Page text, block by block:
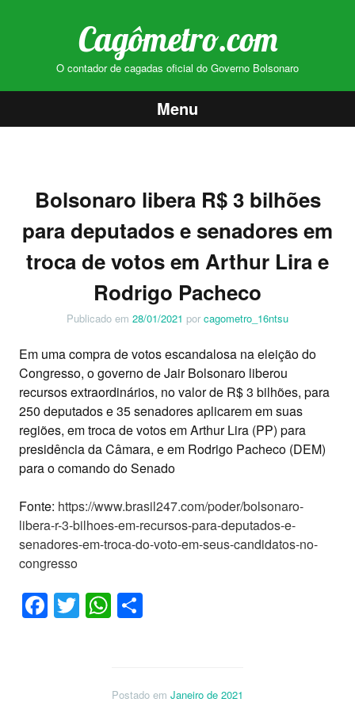
Cagômetro.com
O contador de cagadas oficial do Governo Bolsonaro
Menu
conteúdo
Bolsonaro libera R$ 3 bilhões
para deputados e senadores em
troca de votos em Arthur Lira e
Rodrigo Pacheco
Publicado em 28/01/2021 por cagometro_16ntsu
Em uma compra de votos escandalosa na eleição do
Congresso, o governo de Jair Bolsonaro liberou
recursos extraordinários, no valor de R$ 3 bilhões, para
250 deputados e 35 senadores aplicarem em suas
regiões, em troca de votos em Arthur Lira (PP) para
presidência da Câmara, e em Rodrigo Pacheco (DEM)
para o comando do Senado
Fonte: https://www.brasil247.com/poder/bolsonaro-
libera-r-3-bilhoes-em-recursos-para-deputados-e-
senadores-em-troca-do-voto-em-seus-candidatos-no-
congresso
Facebook
TwitterWhatsApp
Postado em Janeiro de 2021